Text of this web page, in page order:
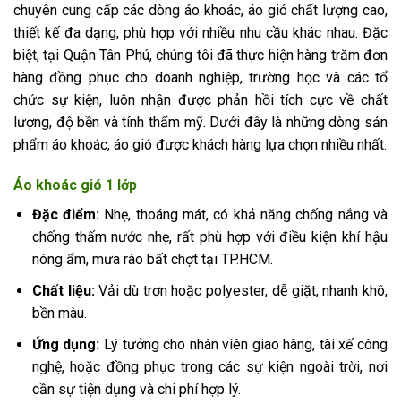
chuyên cung cấp các dòng áo khoác, áo gió chất lượng cao,
thiết kế đa dạng, phù hợp với nhiều nhu cầu khác nhau. Đặc
biệt, tại Quận Tân Phú, chúng tôi đã thực hiện hàng trăm đơn
hàng đồng phục cho doanh nghiệp, trường học và các tổ
chức sự kiện, luôn nhận được phản hồi tích cực về chất
lượng, độ bền và tính thẩm mỹ. Dưới đây là những dòng sản
phẩm áo khoác, áo gió được khách hàng lựa chọn nhiều nhất.
Áo khoác gió 1 lớp
Đặc điểm: Nhẹ, thoáng mát, có khả năng chống nắng và
chống thấm nước nhẹ, rất phù hợp với điều kiện khí hậu
nóng ẩm, mưa rào bất chợt tại TP.HCM.
Chất liệu:Vải dù trơn hoặc polyester, dễ giặt, nhanh khô,
bền màu.
Ứng dụng: Lý tưởng cho nhân viên giao hàng, tài xế công
nghệ, hoặc đồng phục trong các sự kiện ngoài trời, nơi
cần sự tiện dụng và chi phí hợp lý.